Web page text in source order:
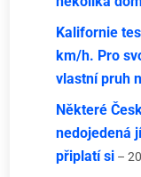
Kalifornie
km/h. Pro
vlastní pruh
Některé
nedojedená
připlatí si –